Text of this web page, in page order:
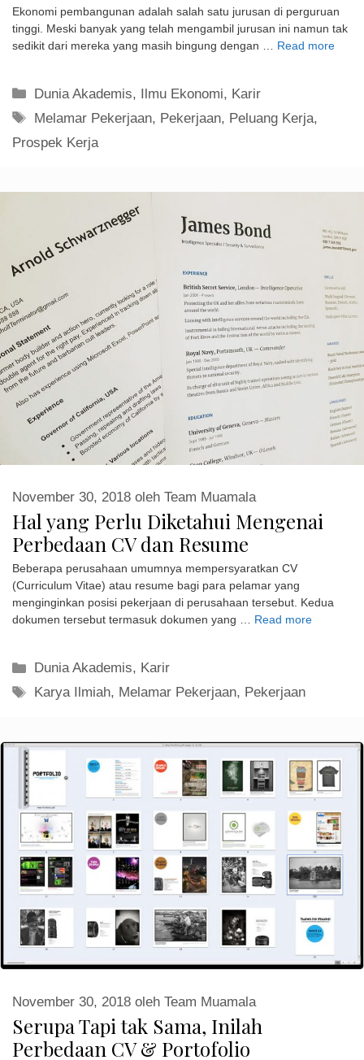
Ekonomi pembangunan adalah salah satu jurusan di perguruan
tinggi. Meski banyak yang telah mengambil jurusan ini namun tak
sedikit dari mereka yang masih bingung dengan … Read more
Kategori
Dunia Akademis, Ilmu Ekonomi, Karir
Tag
Melamar Pekerjaan, Pekerjaan, Peluang Kerja,
Prospek Kerja
Hal yang Perlu Diketahui Mengenai
Perbedaan CV dan Resume
November 30, 2018 oleh Team Muamala
Beberapa perusahaan umumnya mempersyaratkan CV
(Curriculum Vitae) atau resume bagi para pelamar yang
menginginkan posisi pekerjaan di perusahaan tersebut. Kedua
dokumen tersebut termasuk dokumen yang … Read more
Kategori
Dunia Akademis, Karir
Tag
Karya Ilmiah, Melamar Pekerjaan, Pekerjaan
Serupa Tapi tak Sama, Inilah
Perbedaan CV & Portofolio
November 30, 2018 oleh Team Muamala